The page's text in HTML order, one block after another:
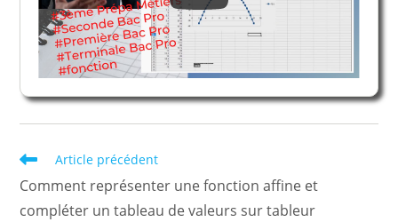
Read
articles
Article précédent
Comment représenter une fonction affine et
compléter un tableau de valeurs sur tableur